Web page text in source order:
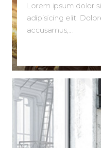
Lorem ipsum dolor
adipisicing elit.
accusamus,...